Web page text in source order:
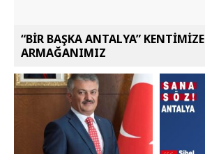
“BİR BAŞKA ANTALYA” KENTİMİZE
ARMAĞANIMIZ